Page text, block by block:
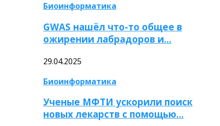
Биоинформатика
GWAS нашёл что-то общее в
ожирении лабрадоров и…
29.04.2025
Биоинформатика
Ученые МФТИ ускорили поиск
новых лекарств с помощью…